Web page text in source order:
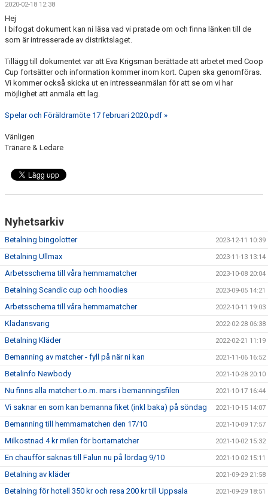
DOKUMENT
BILDGALLERI
KONTAKT
BETALNINGSINFORMATION
2020-02-18 12:38
Hej
I bifogat dokument kan ni läsa vad vi pratade om och finna länken till de
som är intresserade av distriktslaget.
Tillägg till dokumentet var att Eva Krigsman berättade att arbetet med Coop
Cup fortsätter och information kommer inom kort. Cupen ska genomföras.
Vi kommer också skicka ut en intresseanmälan för att se om vi har
möjlighet att anmäla ett lag.
Spelar och Föräldramöte 17 februari 2020.pdf »
Vänligen
Tränare & Ledare
Nyhetsarkiv
Betalning bingolotter 2023-12-11 10:39
Betalning Ullmax 2023-11-13 13:14
Arbetsschema till våra hemmamatcher 2023-10-08 20:04
Betalning Scandic cup och hoodies 2023-09-05 14:21
Arbetsschema till våra hemmamatcher 2022-10-11 19:03
Klädansvarig 2022-02-28 06:38
Betalning Kläder 2022-02-21 11:19
Bemanning av matcher - fyll på när ni kan 2021-11-06 16:52
Betalinfo Newbody 2021-10-28 20:10
Nu finns alla matcher t.o.m. mars i bemanningsfilen 2021-10-17 16:44
Vi saknar en som kan bemanna fiket (inkl baka) på söndag 2021-10-15 14:07
Bemanning till hemmamatchen den 17/10 2021-10-09 17:57
Milkostnad 4 kr milen för bortamatcher 2021-10-02 15:32
En chaufför saknas till Falun nu på lördag 9/10 2021-10-02 15:11
Betalning av kläder 2021-09-29 21:58
Betalning för hotell 350 kr och resa 200 kr till Uppsala 2021-09-29 18:51